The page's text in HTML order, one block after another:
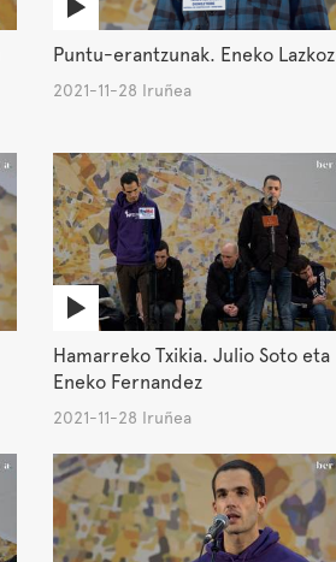
Puntu-erantzunak. Eneko Lazkoz
2021-11-28 Iruñea
Hamarreko Txikia. Julio Soto eta
Eneko Fernandez
2021-11-28 Iruñea